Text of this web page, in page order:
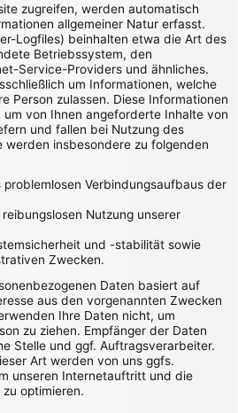
zugreifen, werden automatisch
allgemeiner Natur erfasst.
Logfiles) beinhalten etwa die Art des
Betriebssystem, den
Service-Providers und ähnliches.
um Informationen, welche
Person zulassen. Diese Informationen
von Ihnen angeforderte Inhalte von
und fallen bei Nutzung des
werden insbesondere zu folgenden
problemlosen Verbindungsaufbaus der
Nutzung unserer
und -stabilität sowie
Zwecken.
Daten basiert auf
aus den vorgenannten Zwecken
Ihre Daten nicht, um
zu ziehen. Empfänger der Daten
Stelle und ggf. Auftragsverarbeiter.
Art werden von uns ggfs.
unseren Internetauftritt und die
optimieren.